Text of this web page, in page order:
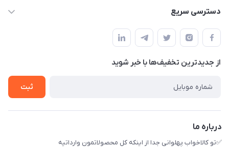
09174090037
09174090035
بوشهر ، بندر ديلم، خيابان ساحلي ، بازار كويتي، روبرو شيلات
پنجمين فروشگاه كالاخواب پهلواني
دسترسی سریع
حساب کاربری
راهنماي خريد
لیست محصولات
تماس با ما
از جدید‌ترین تخفیف‌ها با‌ خبر شوید
ثبت
درباره ما
✅تو كالاخواب پهلوانى جدا از اينكه كل محصولاتمون وارداتيه